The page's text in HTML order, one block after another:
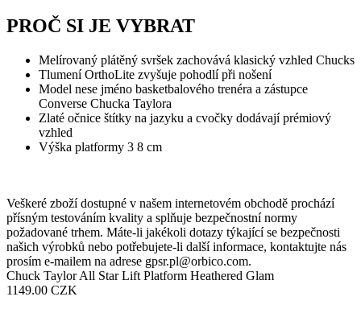
PROČ SI JE VYBRAT
Melírovaný plátěný svršek zachovává klasický vzhled Chucks
Tlumení OrthoLite zvyšuje pohodlí při nošení
Model nese jméno basketbalového trenéra a zástupce
Converse Chucka Taylora
Zlaté očnice štítky na jazyku a cvočky dodávají prémiový
vzhled
Výška platformy 3 8 cm
Veškeré zboží dostupné v našem internetovém obchodě prochází
přísným testováním kvality a splňuje bezpečnostní normy
požadované trhem. Máte-li jakékoli dotazy týkající se bezpečnosti
našich výrobků nebo potřebujete-li další informace, kontaktujte nás
prosím e-mailem na adrese gpsr.pl@orbico.com.
Chuck Taylor All Star Lift Platform Heathered Glam
1149.00 CZK